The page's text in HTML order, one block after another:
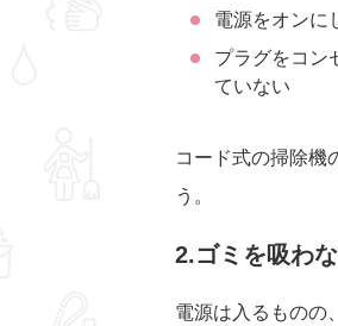
電源をオンに
プラグをコン
ていない
コード式の掃除機
う。
2.ゴミを吸わ
電源は入るものの